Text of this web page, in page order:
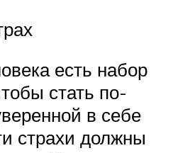
есть набор
стать по-
в себе
страхи должны